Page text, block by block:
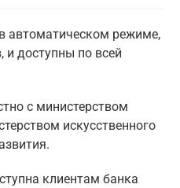
автоматическом режиме,
и доступны по всей
с министерством
искусственного
клиентам банка